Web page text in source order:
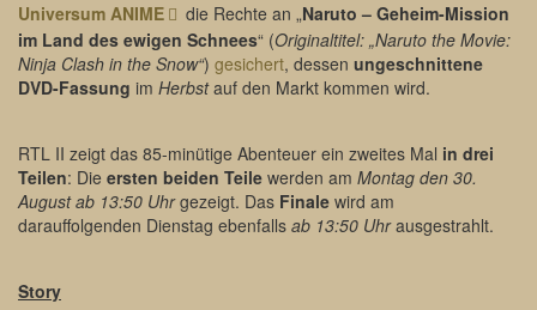
Universum ANIME
die Rechte an „Naruto – Geheim-Mission
im Land des ewigen Schnees“ (Originaltitel: „Naruto the Movie:
Ninja Clash in the Snow“) gesichert, dessen ungeschnittene
DVD-Fassung im Herbstauf den Markt kommen wird.
RTL II zeigt das 85-minütige Abenteuer ein zweites Mal in drei
Teilen: Die ersten beiden Teile werden am Montag den 30.
August ab 13:50 Uhrgezeigt. Das Finale wird am
darauffolgenden Dienstag ebenfalls ab 13:50 Uhrausgestrahlt.
Story